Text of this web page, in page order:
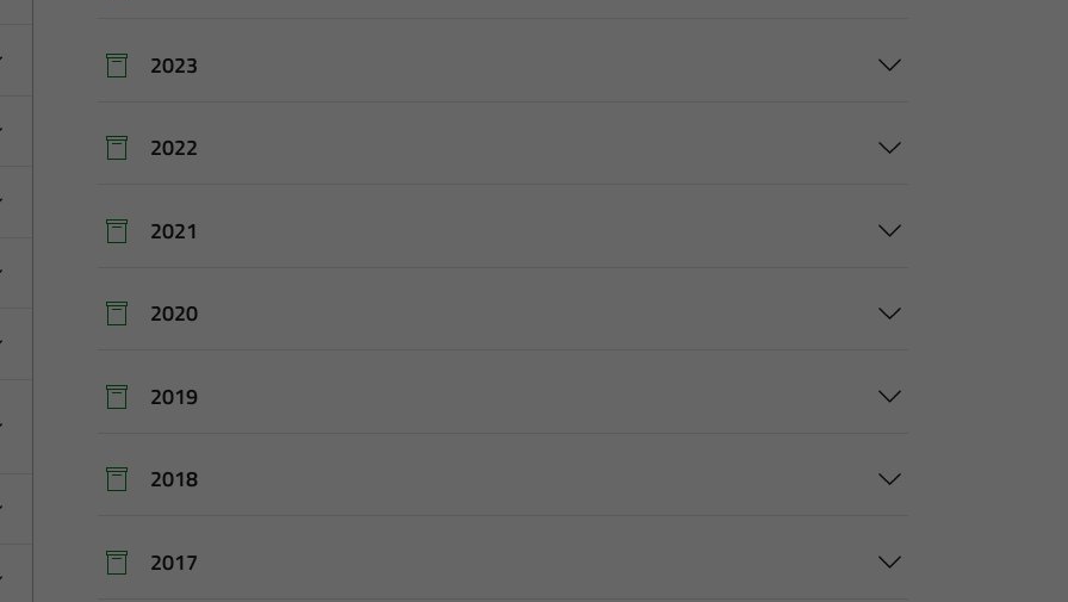
2023
2022
2021
2020
2019
2018
2017